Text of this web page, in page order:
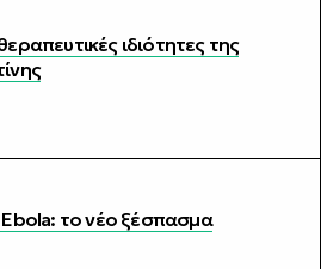
ιδιότητες της
Ebola: το νέο ξέσπασμα